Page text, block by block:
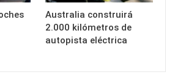
Australia construirá
2.000 kilómetros de
autopista eléctrica